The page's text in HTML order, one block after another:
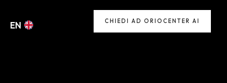
EN CHIEDI AD ORIOCENTER AI